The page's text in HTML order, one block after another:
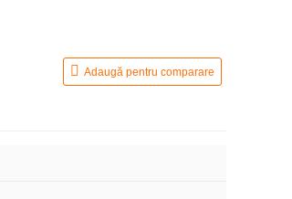
Adaugă pentru comparare